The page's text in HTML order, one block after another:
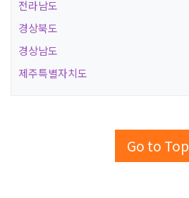
전라남도
경상북도
경상남도
제주특별자치도
Go to Top